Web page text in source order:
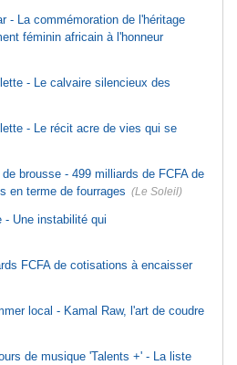
- La commémoration de l'héritage
féminin africain à l'honneur
- Le calvaire silencieux des
- Le récit acre de vies qui se
brousse - 499 milliards de FCFA de
en terme de fourrages (Le Soleil)
- Une instabilité qui
FCFA de cotisations à encaisser
local - Kamal Raw, l'art de coudre
de musique 'Talents +' - La liste